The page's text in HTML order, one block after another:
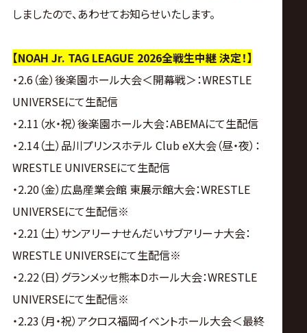
しましたので、あわせてお知らせいたします。
【NOAH Jr. TAG LEAGUE 2026全戦生中継 決定！】
・2.6（金）後楽園ホール大会＜開幕戦＞：WRESTLE
UNIVERSEにて生配信
・2.11（水・祝）後楽園ホール大会：ABEMAにて生配信
・2.14（土）品川プリンスホテル Club eX大会（昼・夜）：
WRESTLE UNIVERSEにて生配信
・2.20（金）広島産業会館 東展示館大会：WRESTLE
UNIVERSEにて生配信※
・2.21（土）サンアリーナせんだいサブアリーナ大会：
WRESTLE UNIVERSEにて生配信※
・2.22（日）グランメッセ熊本Dホール大会：WRESTLE
UNIVERSEにて生配信※
・2.23（月・祝）アクロス福岡イベントホール大会＜最終